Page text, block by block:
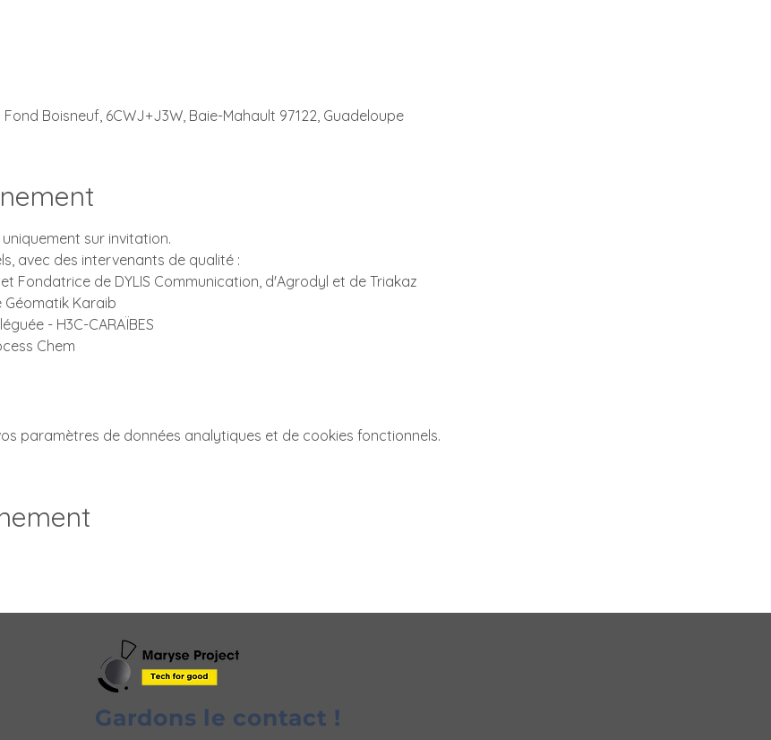
Boisneuf, 6CWJ+J3W, Baie-Mahault 97122, Guadeloupe
sur invitation.
avec des intervenants de qualité :
Fondatrice de DYLIS Communication, d'Agrodyl et de Triakaz
Géomatik Karaib
- H3C-CARAÏBES
Chem
paramètres de données analytiques et de cookies fonctionnels.
Gardons le contact !